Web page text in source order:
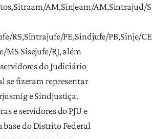
AM,Sinjeam/AM,Sintrajud/
RS,Sintrajufe/PE,Sindjufe/PB,Sinje/
MS Sisejufe/RJ, além
servidores do Judiciário
se fizeram representar
e Sindjustiça.
e servidores do PJU e
base do Distrito Federal